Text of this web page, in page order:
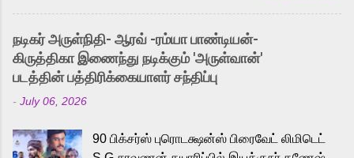
and offered audiences an exciting glimpse
into the world of Eternia, the recently
released Tamil trailer has also generated
strong excitement among Tamil audiences.
Adding to the growing buzz is the film’s
to the iconic superhero He-Man. Known for
நடிகர் அருள்நிதி- ஆரவ் -ரம்யா பாண்டியன்-
கிருத்திகா இணைந்து நடிக்கும் 'அருள்வான்'
படத்தின் பத்திரிக்கையாளர் சந்திப்பு
- July 06, 2026
90 பிக்சர்ஸ் புரொடக்ஷன்ஸ் பிரைவேட் லிமிடெட்